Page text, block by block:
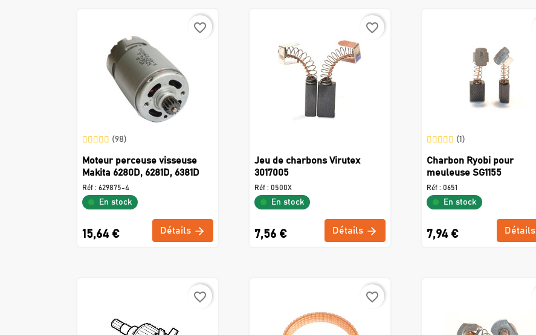
favorite_border
(98)
Moteur perceuse visseuse
Makita 6280D, 6281D, 6381D
Réf : 629875-4
En stock
15,64 € Détails
favorite_border
Jeu de charbons Virutex
3017005
Réf : 0500X
En stock
7,56 € Détails
(1)
Charbon Ryobi pour
meuleuse SG1155
Réf : 0651
En stock
7,94 € Détails
favorite_border favorite_border